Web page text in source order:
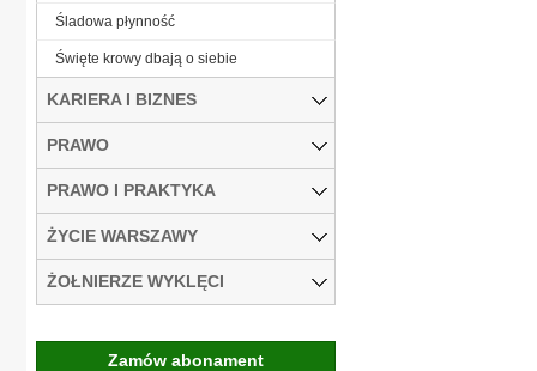
Śladowa płynność
Święte krowy dbają o siebie
KARIERA I BIZNES
PRAWO
PRAWO I PRAKTYKA
ŻYCIE WARSZAWY
ŻOŁNIERZE WYKLĘCI
Zamów abonament